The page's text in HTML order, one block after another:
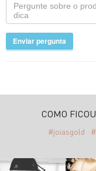
Enviar pergunta
COMO
#joiasgold